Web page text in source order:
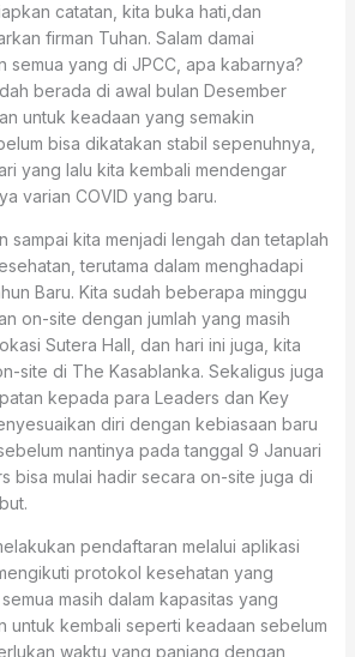
catatan, kita buka hati,dan
firman Tuhan. Salam damai
semua yang di JPCC, apa kabarnya?
berada di awal bulan Desember
untuk keadaan yang semakin
bisa dikatakan stabil sepenuhnya,
yang lalu kita kembali mendengar
varian COVID yang baru.
sampai kita menjadi lengah dan tetaplah
terutama dalam menghadapi
Baru. Kita sudah beberapa minggu
on-site dengan jumlah yang masih
Sutera Hall, dan hari ini juga, kita
site di The Kasablanka. Sekaligus juga
kepada para Leaders dan Key
diri dengan kebiasaan baru
nantinya pada tanggal 9 Januari
bisa mulai hadir secara on-site juga di
pendaftaran melalui aplikasi
protokol kesehatan yang
masih dalam kapasitas yang
untuk kembali seperti keadaan sebelum
waktu yang panjang dengan